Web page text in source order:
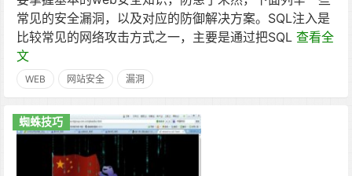
常见的安全漏洞，以及对应的防御解决方案。SQL注入是
比较常见的网络攻击方式之一，主要是通过把SQL 查看全
文
WEB 网站安全 漏洞
蜘蛛技巧